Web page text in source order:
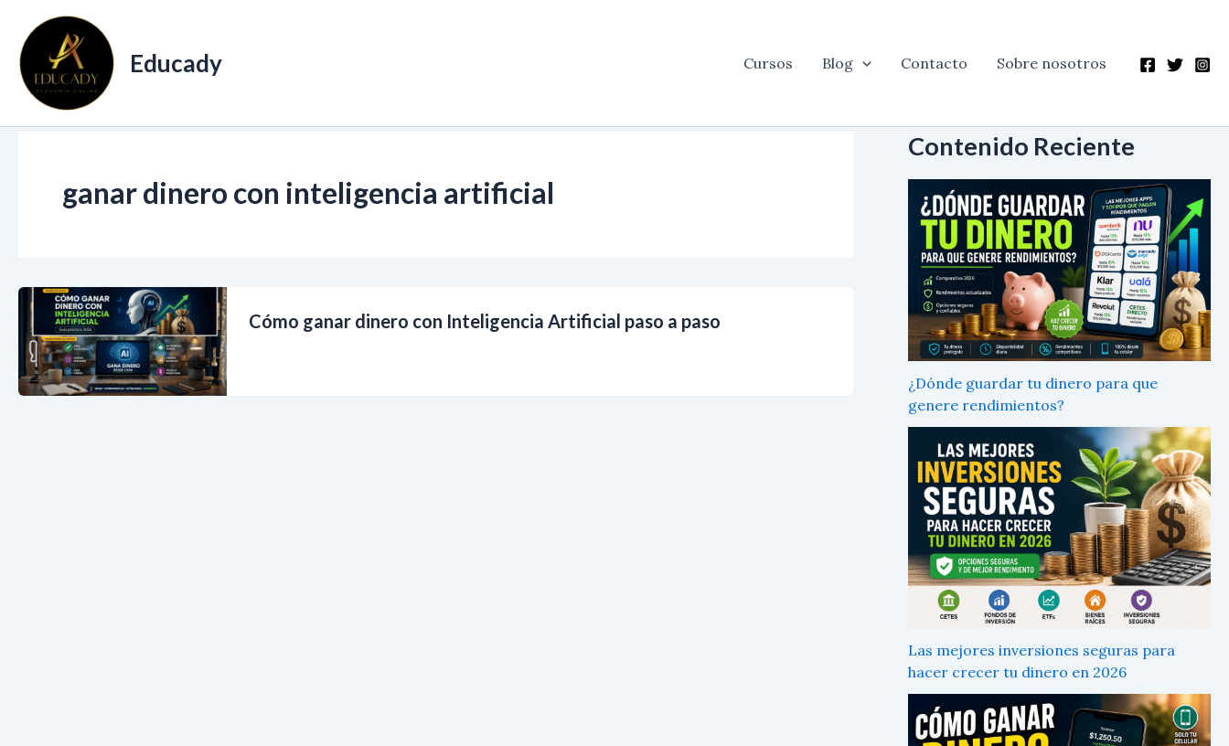
contenido
Educady Cursos Blog Contacto Sobre nosotros
ganar dinero con inteligencia artificial
Cómo ganar dinero con Inteligencia Artificial paso a paso
Contenido Reciente
¿Dónde guardar tu dinero para que
genere rendimientos?
Las mejores inversiones seguras para
hacer crecer tu dinero en 2026